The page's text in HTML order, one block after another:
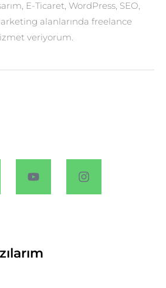
E-Ticaret, WordPress, SEO,
alanlarında freelance
veriyorum.